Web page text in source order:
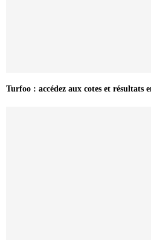
Turfoo : accédez aux cotes et résultats